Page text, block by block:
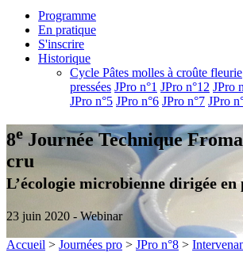
Programme
En pratique
S'inscrire
Historique
Cycle Pâtes molles à croûte fleurie
pressées JPro n°1 JPro n°12 JPro
JPro n°5 JPro n°6 JPro n°7 JPro
8e Journée Technique
cru
L’écologie microbienne dirigée
23 juin 2020 - Webinar
Accueil > Journées pro > JPro n°8 >